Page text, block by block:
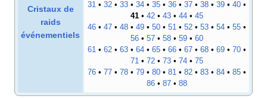
Cristaux de
raids
événementiels
31• 32• 33• 34• 35• 36• 37• 38• 39• 40•
41• 42• 43• 44• 45
46• 47• 48• 49• 50• 51• 52• 53• 54• 55•
56• 57• 58• 59• 60
61• 62• 63• 64• 65• 66• 67• 68• 69• 70•
71• 72• 73• 74• 75
76• 77• 78• 79• 80• 81• 82• 83• 84• 85•
86• 87• 88